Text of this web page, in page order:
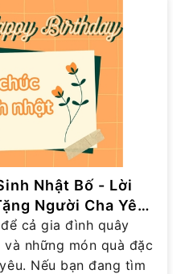
Nhật Bố - Lời
Người Cha Yêu
cả gia đình quây
những món quà đặc
Nếu bạn đang tìm